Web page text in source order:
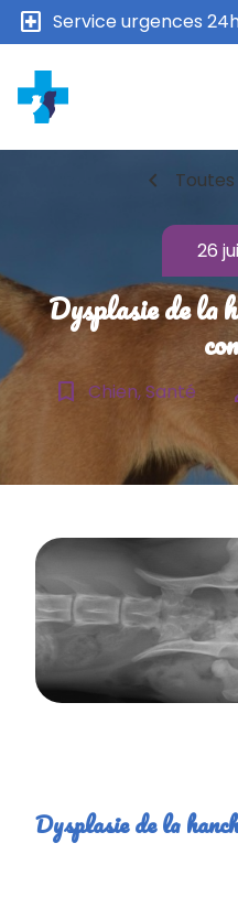
local_hospital Service urgences
chevron_left
26
Dysplasie de la
bookmark_border Chien, Santé
Dysplasie de la